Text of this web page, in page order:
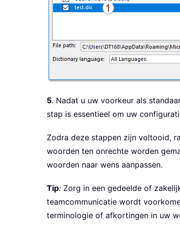
5. Nadat u uw voorkeur als
stap is essentieel om uw
Zodra deze stappen zijn voltooid,
woorden ten onrechte worden
woorden naar wens aanpassen.
Tip: Zorg in een gedeelde of
teamcommunicatie wordt
terminologie of afkortingen in uw